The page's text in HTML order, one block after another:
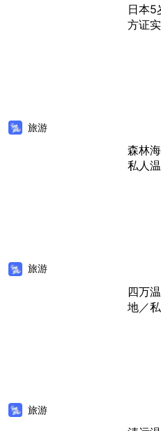
日本
方证
旅游
森林
私人
旅游
四万
地／
旅游